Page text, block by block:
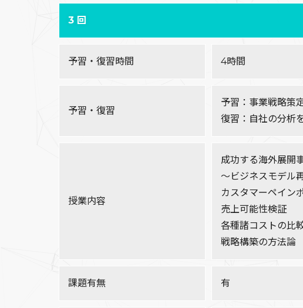
3 回
予習・復習時間 4時間
予習・復習
予習：事業戦略策
復習：自社の分析
授業内容
成功する海外展開
～ビジネスモデル
カスタマーペイン
売上可能性検証
各種諸コストの比
戦略構築の方法論
課題有無 有